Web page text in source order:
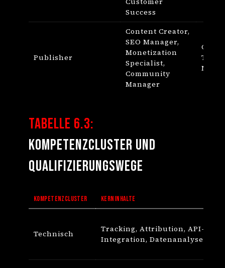
Success
Publisher
Content Creator,
SEO Manager,
Monetization
Specialist,
Community
Manager
Tabelle 6.3:
Kompetenzcluster und
Qualifizierungswege
KOMPETENZCLUSTER KERNINHALTE
Technisch
Tracking, Attribution, API-
Integration, Datenanalyse